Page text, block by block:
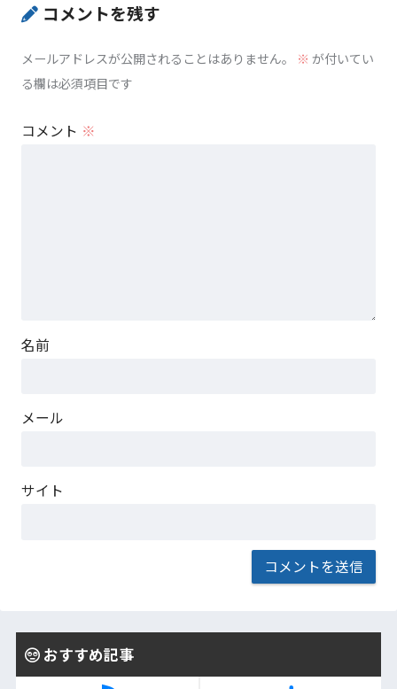
コメントを残す
メールアドレスが公開されることはありません。 ※ が付いてい
る欄は必須項目です
コメント ※
名前
メール
サイト
おすすめ記事